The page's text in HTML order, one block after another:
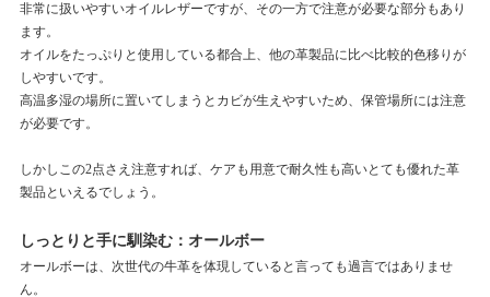
非常に扱いやすいオイルレザーですが、その一方で注意が必要な部分もあり
ます。
オイルをたっぷりと使用している都合上、他の革製品に比べ比較的色移りが
しやすいです。
高温多湿の場所に置いてしまうとカビが生えやすいため、保管場所には注意
が必要です。
しかしこの2点さえ注意すれば、ケアも用意で耐久性も高いとても優れた革
製品といえるでしょう。
しっとりと手に馴染む：オールボー
オールボーは、次世代の牛革を体現していると言っても過言ではありませ
ん。